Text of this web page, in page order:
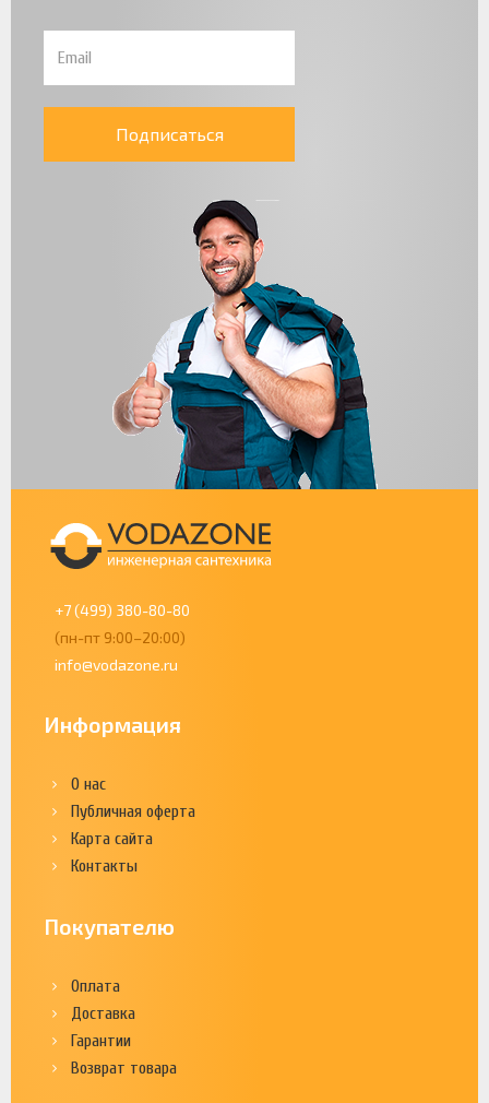
Подписаться
+7 (499) 380-80-80
(пн-пт 9:00–20:00)
info@vodazone.ru
Информация
О нас
Публичная оферта
Карта сайта
Контакты
Покупателю
Оплата
Доставка
Гарантии
Возврат товара